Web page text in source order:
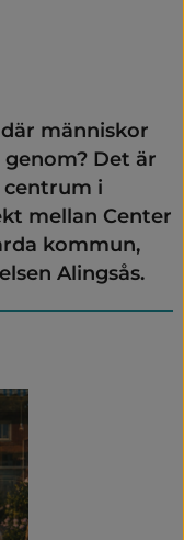
människor
genom? Det är
centrum i
mellan Center
kommun,
Alingsås.